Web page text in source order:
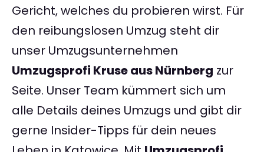
Gericht, welches du probieren wirst. Für
den reibungslosen Umzug steht dir
unser Umzugsunternehmen
Umzugsprofi Kruse aus Nürnberg zur
Seite. Unser Team kümmert sich um
alle Details deines Umzugs und gibt dir
gerne Insider-Tipps für dein neues